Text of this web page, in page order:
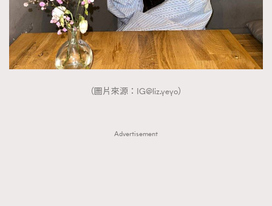
（圖片來源： IG@liz.yeyo）
Advertisement